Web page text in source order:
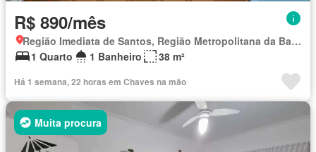
R$ 890/mês
Região Imediata de Santos, Região Metropolitana da Baixada Santista
1 Quarto
1 Banheiro 38 m²
Há 1 semana, 22 horas em Chaves na mão
Muita procura